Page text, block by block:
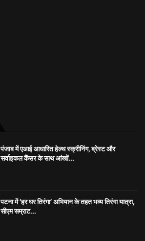
पंजाब में एआई आधारित हेल्थ स्क्रीनिंग, ब्रेस्ट और
सर्वाइकल कैंसर के साथ आंखों...
पटना में ‘हर घर तिरंगा’ अभियान के तहत भव्य तिरंगा यात्रा,
सीएम सम्राट...